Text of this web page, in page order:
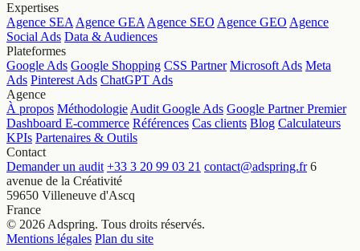
Expertises
Agence SEA Agence GEA Agence SEO Agence GEO Agence
Social Ads Data & Audiences
Plateformes
Google Ads Google Shopping CSS Partner Microsoft Ads Meta
Ads Pinterest Ads ChatGPT Ads
Agence
À propos Méthodologie Audit Google Ads Google Partner Premier
Dashboard E-commerce Références Cas clients Blog Calculateurs
KPIs Partenaires & Outils
Contact
Demander un audit +33 3 20 99 03 21 contact@adspring.fr 6
avenue de la Créativité
59650 Villeneuve d'Ascq
France
© 2026 Adspring. Tous droits réservés.
Mentions légales Plan du site